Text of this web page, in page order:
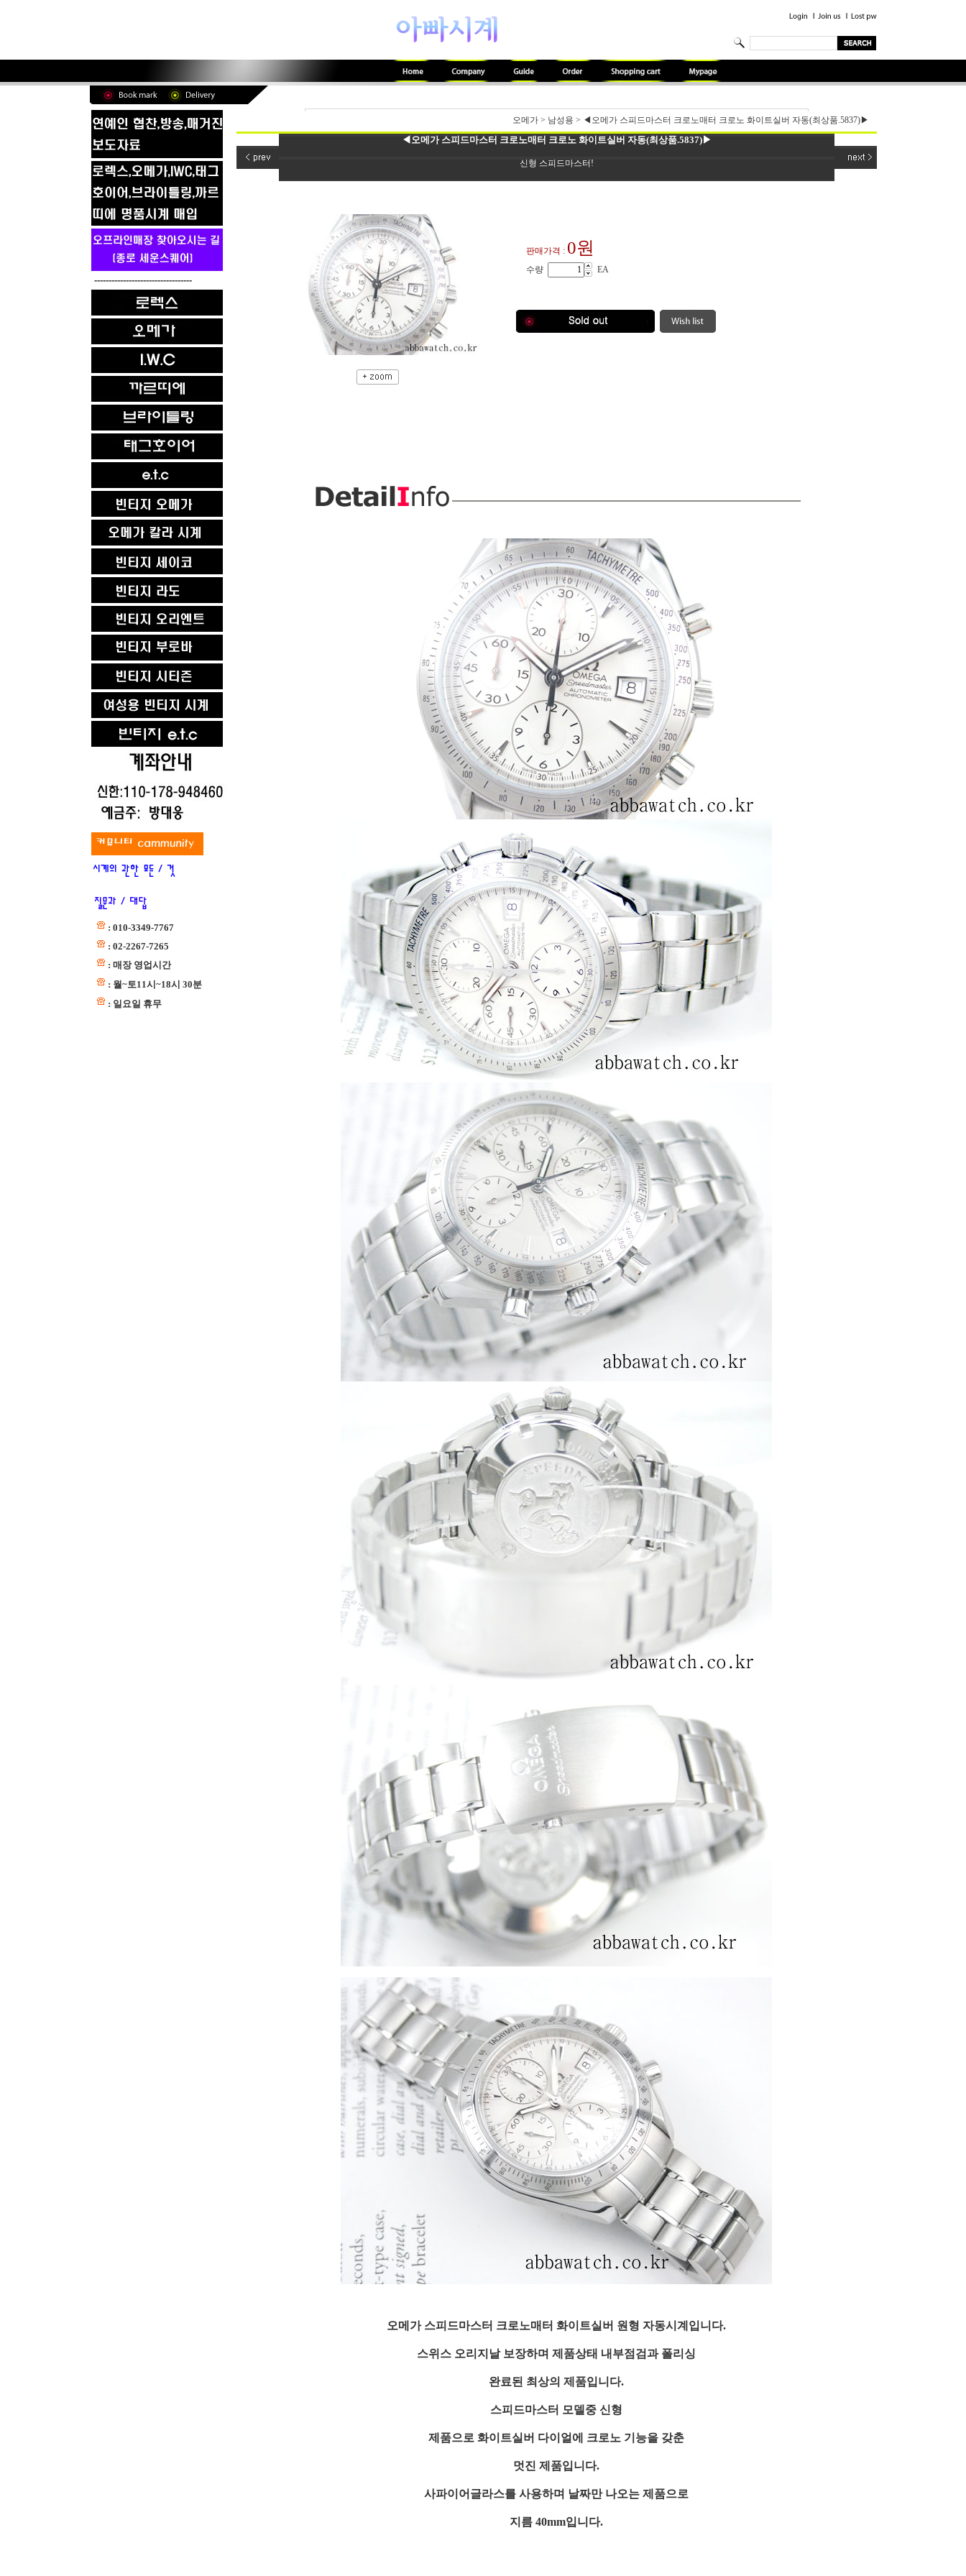
----------------------------------
: 010-3349-7767
: 02-2267-7265
: 매장 영업시간
: 월~토11시~18시 30분
: 일요일 휴무
오메가 > 남성용 > ◀오메가 스피드마스터 크로노매터 크로노 화이트실버 자동(최상품.5837)▶
◀오메가 스피드마스터 크로노매터 크로노 화이트실버 자동(최상품.5837)▶
신형 스피드마스터!
판매가격 : 0원
수량 EA
오메가 스피드마스터 크로노매터 화이트실버 원형 자동시계입니다.
스위스 오리지날 보장하며 제품상태 내부점검과 폴리싱
완료된 최상의 제품입니다.
스피드마스터 모델중 신형
제품으로 화이트실버 다이얼에 크로노 기능을 갖춘
멋진 제품입니다.
사파이어글라스를 사용하며 날짜만 나오는 제품으로
지름 40mm입니다.